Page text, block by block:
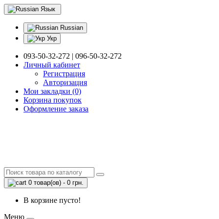
Язык
Russian
Укр
093-50-32-272 | 096-50-32-272
Личный кабинет
Регистрация
Авторизация
Мои закладки (0)
Корзина покупок
Оформление заказа
0 товар(ов) - 0 грн.
В корзине пусто!
Меню